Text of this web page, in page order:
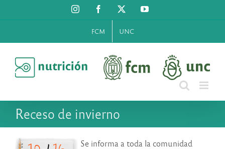
al
InstagramFacebook YouTube
FCM UNC
Receso de invierno
Se informa a toda la comunidad